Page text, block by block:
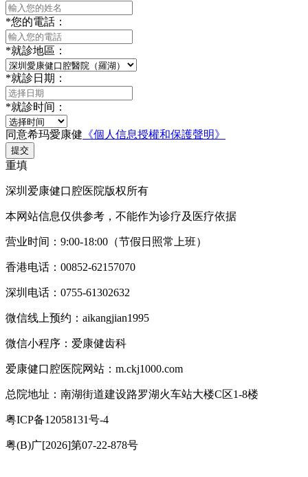
*您的電話：
*就診地區：
*就診日期：
*就診时间：
同意希玛愛康健 《個人信息授權和保護聲明》
提交
重填
深圳爱康健口腔医院版权所有
本网站信息仅供参考，不能作为诊疗及医疗依据
营业时间：9:00-18:00（节假日照常上班）
香港电话：00852-62157070
深圳电话：0755-61302632
微信线上预约：aikangjian1995
微信小程序：爱康健齿科
爱康健口腔医院网站：m.ckj1000.com
总院地址：南湖街道建设路罗湖火车站大楼C区1-8楼
粤ICP备12058131号-4
粤(B)广[2026]第07-22-878号